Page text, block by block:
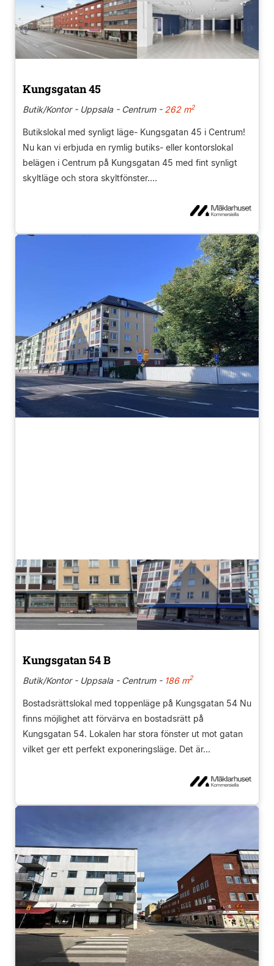
Kungsgatan 45
Butik/Kontor - Uppsala - Centrum -262 m2
Butikslokal med synligt läge- Kungsgatan 45 i Centrum!
Nu kan vi erbjuda en rymlig butiks- eller kontorslokal
belägen i Centrum på Kungsgatan 45 med fint synligt
skyltläge och stora skyltfönster....
Kungsgatan 54 B
Butik/Kontor - Uppsala - Centrum -186 m2
Bostadsrättslokal med toppenläge på Kungsgatan 54 Nu
finns möjlighet att förvärva en bostadsrätt på
Kungsgatan 54. Lokalen har stora fönster ut mot gatan
vilket ger ett perfekt exponeringsläge. Det är...